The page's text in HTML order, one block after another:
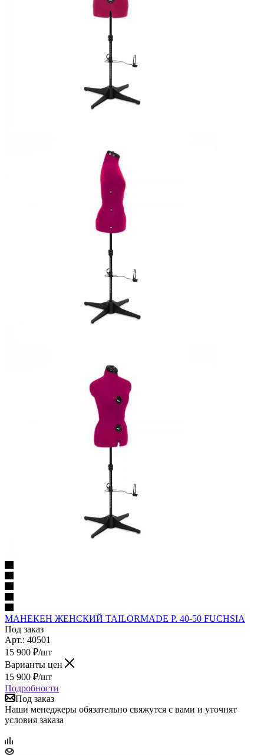
МАНЕКЕН ЖЕНСКИЙ TAILORMADE Р. 40-50 FUCHSIA
Под заказ
Арт.: 40501
15 900 ₽/шт
Варианты цен
15 900 ₽/шт
Подробности
Под заказ
Наши менеджеры обязательно свяжутся с вами и уточнят
условия заказа